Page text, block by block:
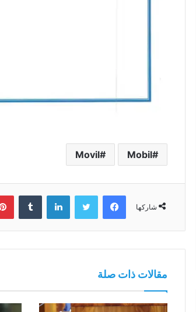
Mobil
Movil
شاركها
فيسبوك تويتر لينكدإن
مقالات ذات صلة